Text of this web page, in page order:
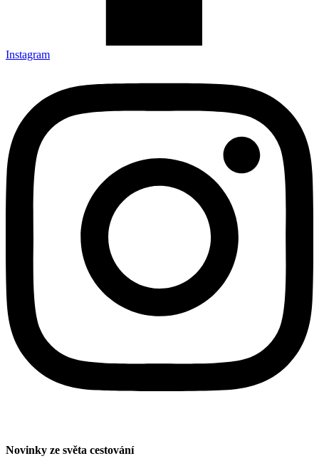
Instagram
Novinky ze světa cestování